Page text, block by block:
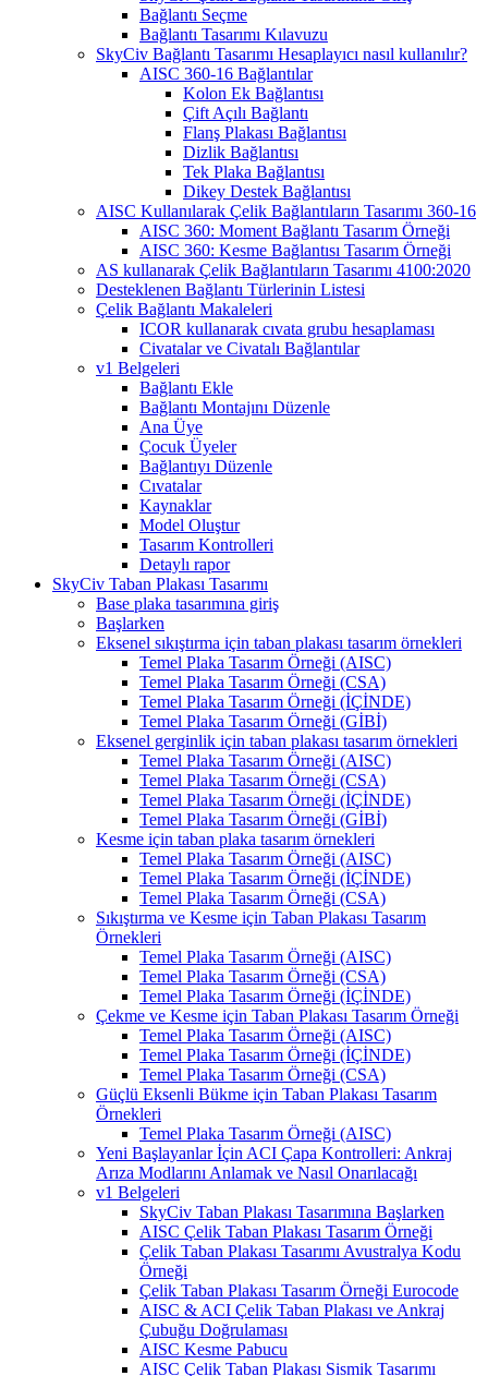
Bağlantı Seçme
Bağlantı Tasarımı Kılavuzu
SkyCiv Bağlantı Tasarımı Hesaplayıcı nasıl kullanılır?
AISC 360-16 Bağlantılar
Kolon Ek Bağlantısı
Çift Açılı Bağlantı
Flanş Plakası Bağlantısı
Dizlik Bağlantısı
Tek Plaka Bağlantısı
Dikey Destek Bağlantısı
AISC Kullanılarak Çelik Bağlantıların Tasarımı 360-16
AISC 360: Moment Bağlantı Tasarım Örneği
AISC 360: Kesme Bağlantısı Tasarım Örneği
AS kullanarak Çelik Bağlantıların Tasarımı 4100:2020
Desteklenen Bağlantı Türlerinin Listesi
Çelik Bağlantı Makaleleri
ICOR kullanarak cıvata grubu hesaplaması
Civatalar ve Civatalı Bağlantılar
v1 Belgeleri
Bağlantı Ekle
Bağlantı Montajını Düzenle
Ana Üye
Çocuk Üyeler
Bağlantıyı Düzenle
Cıvatalar
Kaynaklar
Model Oluştur
Tasarım Kontrolleri
Detaylı rapor
SkyCiv Taban Plakası Tasarımı
Base plaka tasarımına giriş
Başlarken
Eksenel sıkıştırma için taban plakası tasarım örnekleri
Temel Plaka Tasarım Örneği (AISC)
Temel Plaka Tasarım Örneği (CSA)
Temel Plaka Tasarım Örneği (İÇİNDE)
Temel Plaka Tasarım Örneği (GİBİ)
Eksenel gerginlik için taban plakası tasarım örnekleri
Temel Plaka Tasarım Örneği (AISC)
Temel Plaka Tasarım Örneği (CSA)
Temel Plaka Tasarım Örneği (İÇİNDE)
Temel Plaka Tasarım Örneği (GİBİ)
Kesme için taban plaka tasarım örnekleri
Temel Plaka Tasarım Örneği (AISC)
Temel Plaka Tasarım Örneği (İÇİNDE)
Temel Plaka Tasarım Örneği (CSA)
Sıkıştırma ve Kesme için Taban Plakası Tasarım
Örnekleri
Temel Plaka Tasarım Örneği (AISC)
Temel Plaka Tasarım Örneği (CSA)
Temel Plaka Tasarım Örneği (İÇİNDE)
Çekme ve Kesme için Taban Plakası Tasarım Örneği
Temel Plaka Tasarım Örneği (AISC)
Temel Plaka Tasarım Örneği (İÇİNDE)
Temel Plaka Tasarım Örneği (CSA)
Güçlü Eksenli Bükme için Taban Plakası Tasarım
Örnekleri
Temel Plaka Tasarım Örneği (AISC)
Yeni Başlayanlar İçin ACI Çapa Kontrolleri: Ankraj
Arıza Modlarını Anlamak ve Nasıl Onarılacağı
v1 Belgeleri
SkyCiv Taban Plakası Tasarımına Başlarken
AISC Çelik Taban Plakası Tasarım Örneği
Çelik Taban Plakası Tasarımı Avustralya Kodu
Örneği
Çelik Taban Plakası Tasarım Örneği Eurocode
AISC & ACI Çelik Taban Plakası ve Ankraj
Çubuğu Doğrulaması
AISC Kesme Pabucu
AISC Çelik Taban Plakası Sismik Tasarımı